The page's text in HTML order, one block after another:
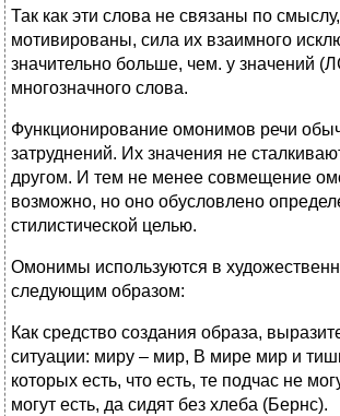
Так как эти слова не связаны по
мотивированы, сила их взаимного
значительно больше, чем. у значений
многозначного слова.
Функционирование омонимов речи
затруднений. Их значения не
другом. И тем не менее совмещение
возможно, но оно обусловлено
стилистической целью.
Омонимы используются в
следующим образом:
Как средство создания образа,
ситуации: миру – мир, В мире мир и
которых есть, что есть, те подчас не
могут есть, да сидят без хлеба (Бернс).